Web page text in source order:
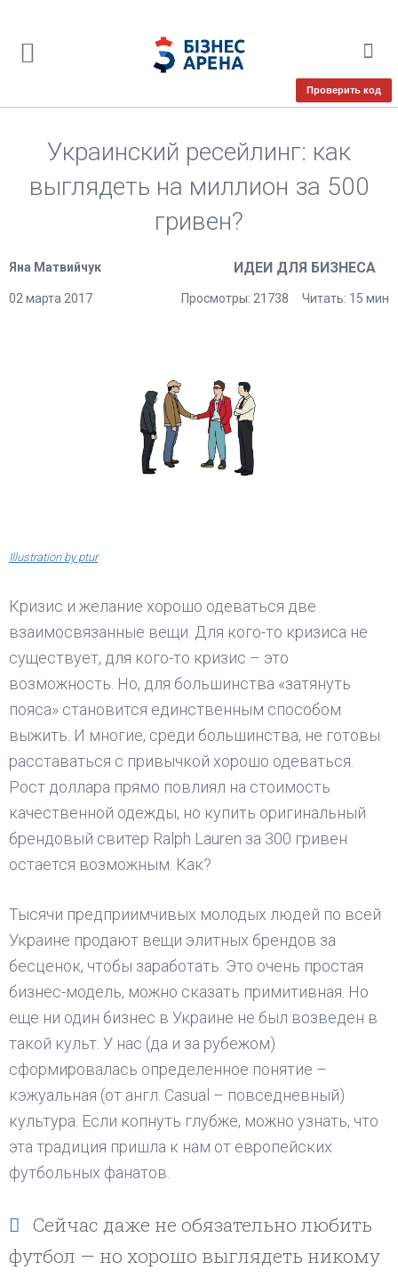
Проверить код
Украинский ресейлинг: как
выглядеть на миллион за 500
гривен?
Яна Матвийчук ИДЕИ ДЛЯ БИЗНЕСА
02 марта 2017 Читать: 15 мин
Просмотры: 21738
Illustration by ptur
Кризис и желание хорошо одеваться две
взаимосвязанные вещи. Для кого-то кризиса не
существует, для кого-то кризис – это
возможность. Но, для большинства «затянуть
пояса» становится единственным способом
выжить. И многие, среди большинства, не готовы
расставаться с привычкой хорошо одеваться.
Рост доллара прямо повлиял на стоимость
качественной одежды, но купить оригинальный
брендовый свитер Ralph Lauren за 300 гривен
остается возможным. Как?
Тысячи предприимчивых молодых людей по всей
Украине продают вещи элитных брендов за
бесценок, чтобы заработать. Это очень простая
бизнес-модель, можно сказать примитивная. Но
еще ни один бизнес в Украине не был возведен в
такой культ. У нас (да и за рубежом)
сформировалась определенное понятие –
кэжуальная (от англ. Casual – повседневный)
культура. Если копнуть глубже, можно узнать, что
эта традиция пришла к нам от европейских
футбольных фанатов.
Сейчас даже не обязательно любить
футбол — но хорошо выглядеть никому